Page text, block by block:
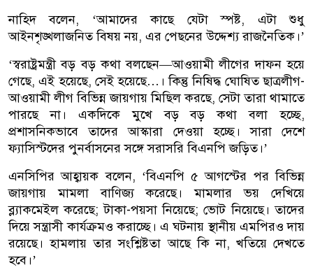
নাহিদ বলেন, ‘আমাদের কাছে যেটা স্পষ্ট, এটা শুধু
আইনশৃঙ্খলাজনিত বিষয় নয়, এর পেছনের উদ্দেশ্য রাজনৈতিক।’
‘স্বরাষ্ট্রমন্ত্রী বড় বড় কথা বলছেন—আওয়ামী লীগের দাফন হয়ে
গেছে, এই হয়েছে, সেই হয়েছে…। কিন্তু নিষিদ্ধ ঘোষিত ছাত্রলীগ-
আওয়ামী লীগ বিভিন্ন জায়গায় মিছিল করছে, সেটা তারা থামাতে
পারছে না। একদিকে মুখে বড় বড় কথা বলা হচ্ছে,
প্রশাসনিকভাবে তাদের আস্কারা দেওয়া হচ্ছে। সারা দেশে
ফ্যাসিস্টদের পুনর্বাসনের সঙ্গে সরাসরি বিএনপি জড়িত।’
এনসিপির আহ্বায়ক বলেন, ‘বিএনপি ৫ আগস্টের পর বিভিন্ন
জায়গায় মামলা বাণিজ্য করেছে। মামলার ভয় দেখিয়ে
ব্ল্যাকমেইল করেছে; টাকা-পয়সা নিয়েছে; ভোট নিয়েছে। তাদের
দিয়ে সন্ত্রাসী কার্যক্রমও করাচ্ছে। এ ঘটনায় স্থানীয় এমপিরও দায়
রয়েছে। হামলায় তার সংশ্লিষ্টতা আছে কি না, খতিয়ে দেখতে
হবে।’